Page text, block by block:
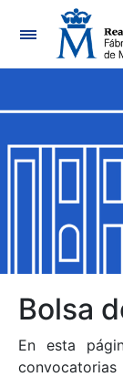
Mostrar/
Mostrar/
Mostrar/
Mostrar/
Bolsa
En esta